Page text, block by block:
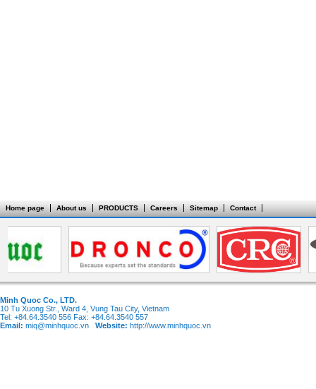
Home page About us PRODUCTS Careers Sitemap Contact
Minh Quoc Co., LTD.
10 Tu Xuong Str., Ward 4, Vung Tau City, Vietnam
Tel: +84.64.3540 556 Fax: +84.64.3540 557
Email: miq@minhquoc.vn Website: http://www.minhquoc.vn